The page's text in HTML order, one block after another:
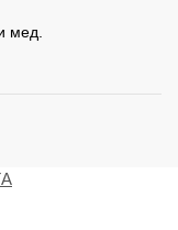
мед.